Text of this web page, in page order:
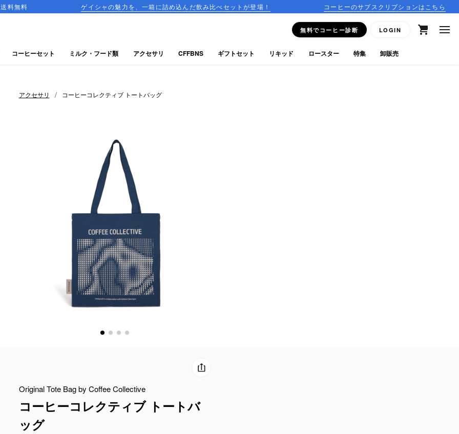
ゲイシャの魅力を、一箱に詰め込んだ飲み比べセットが登場！ コーヒーのサブスクリプションはこちら
無料でコーヒー診断 LOGIN
アクセサリ / コーヒーコレクティブ トートバッグ
Original Tote Bag by Coffee Collective
コーヒーコレクティブ トートバ
ッグ
コーヒーセット ミルク・フード類 アクセサリ CFFBNS ギフトセット リキッド ロースター 特集 卸販売